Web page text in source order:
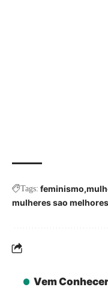
Tags: feminismo
mulheres sao melhores
Vem